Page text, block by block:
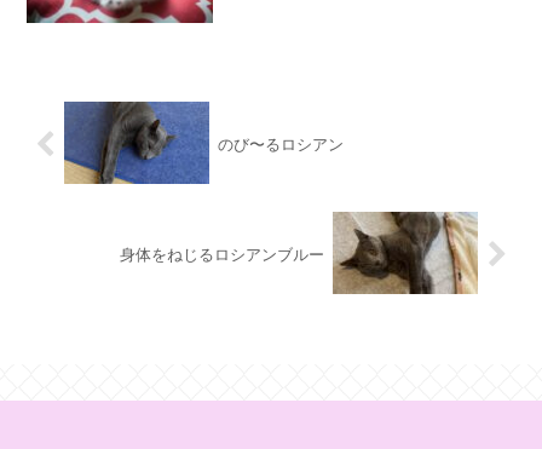
のび〜るロシアン
身体をねじるロシアンブルー